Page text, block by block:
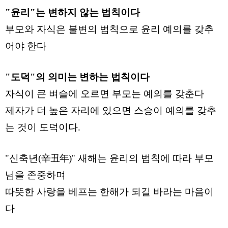
"윤리"는 변하지 않는 법칙이다
부모와 자식은 불변의 법칙으로 윤리 예의를 갖추
어야 한다
"도덕"의 의미는 변하는 법칙이다
자식이 큰 벼슬에 오르면 부모는 예의를 갖춘다
제자가 더 높은 자리에 있으면 스승이 예의를 갖추
는 것이 도덕이다.
"신축년(辛丑年)" 새해는 윤리의 법칙에 따라 부모
님을 존중하며
따뜻한 사랑을 베프는 한해가 되길 바라는 마음이
다